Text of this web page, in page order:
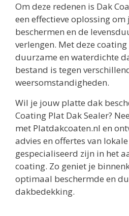
Om deze redenen is Dak
een effectieve oplossing
beschermen en de
verlengen. Met deze
duurzame en waterdichte
bestand is tegen
weersomstandigheden.
Wil je jouw platte dak
Coating Plat Dak Sealer?
met Platdakcoaten.nl en
advies en offertes van
gespecialiseerd zijn in het
coating. Zo geniet je
optimaal beschermde en
dakbedekking.